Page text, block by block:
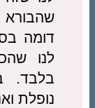
שהבורא
דומה
לנו
בלבד.
נופלת